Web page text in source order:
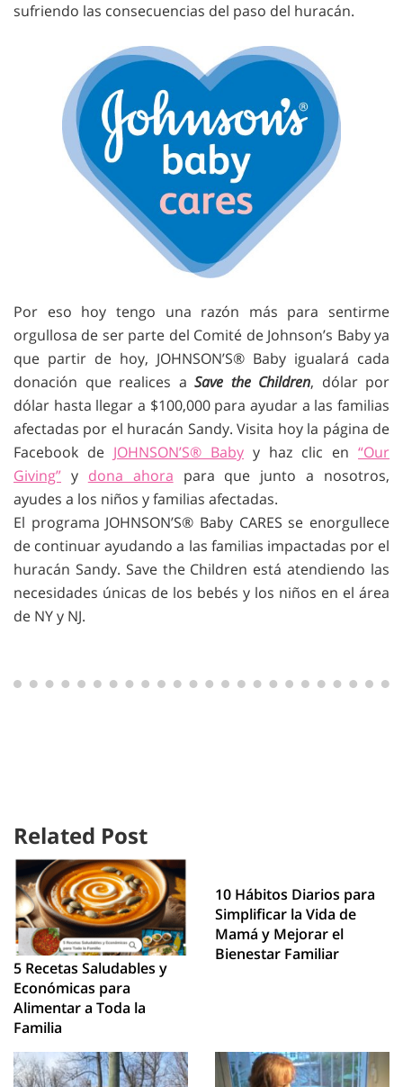
sufriendo las consecuencias del paso del huracán.
Por eso hoy tengo una razón más para sentirme
orgullosa de ser parte del Comité de Johnson’s Baby ya
que partir de hoy, JOHNSON’S® Baby igualará cada
donación que realices a Save the Children, dólar por
dólar hasta llegar a $100,000 para ayudar a las familias
afectadas por el huracán Sandy. Visita hoy la página de
Facebook de JOHNSON’S® Baby y haz clic en “Our
Giving” y dona ahora para que junto a nosotros,
ayudes a los niños y familias afectadas.
El programa JOHNSON’S® Baby CARES se enorgullece
de continuar ayudando a las familias impactadas por el
huracán Sandy. Save the Children está atendiendo las
necesidades únicas de los bebés y los niños en el área
de NY y NJ.
Related Post
5 Recetas Saludables y
Económicas para
Alimentar a Toda la
Familia
10 Hábitos Diarios para
Simplificar la Vida de
Mamá y Mejorar el
Bienestar Familiar